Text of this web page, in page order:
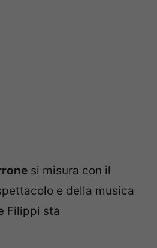
si misura con il
e della musica
Filippi sta